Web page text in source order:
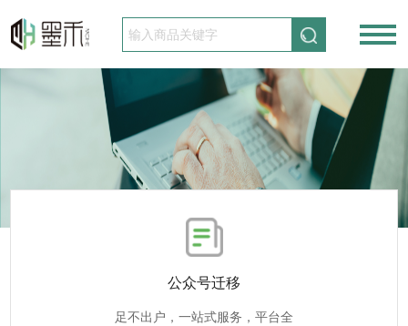
请先登录 免费注册
公众号迁移
足不出户，一站式服务，平台全